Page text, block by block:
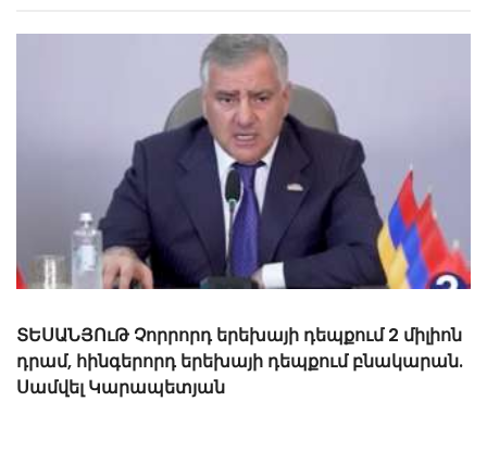
«Ալեն Սիմոնյանը կարծում է, որ ես հետևից
կգրկեմ նրան, բայց ես սիրում եմ գրկել
Ռուբեն Հայրապետյան